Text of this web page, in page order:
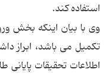
استفاده کند.
وی با بیان اینکه بخش
تکمیل می باشد، ابراز
اطلاعات تحقیقات